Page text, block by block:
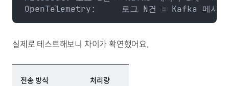
OpenTelemetry:     로그 N건 = Kafka 메시
실제로 테스트해보니 차이가 확연했어요.
전송 방식 처리량